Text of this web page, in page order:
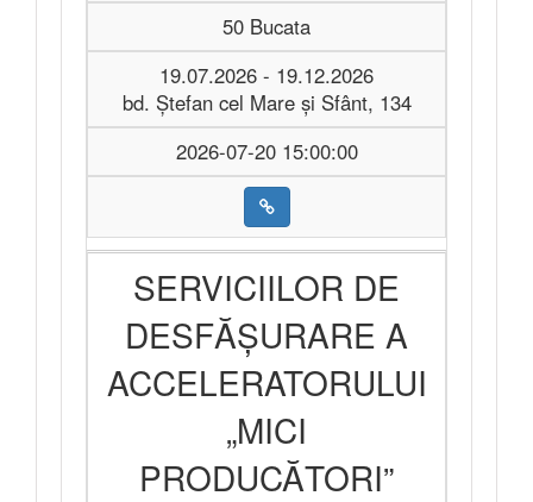
50 Bucata
19.07.2026 - 19.12.2026
bd. Ștefan cel Mare și Sfânt, 134
2026-07-20 15:00:00
SERVICIILOR DE
DESFĂȘURARE A
ACCELERATORULUI
„MICI
PRODUCĂTORI”